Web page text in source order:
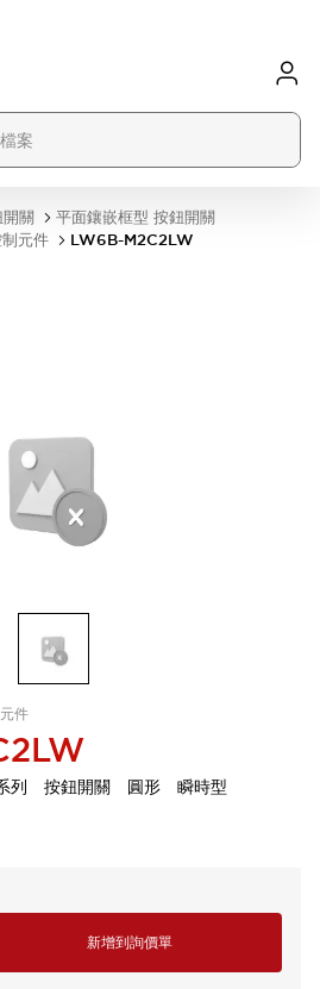
關
平面鑲嵌框型 按鈕開關
元件
LW6B-M2C2LW
件
列 按鈕開關 圓形 瞬時型
新增到詢價單